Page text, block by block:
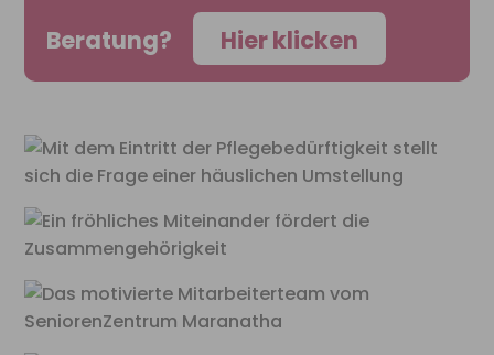
Beratung?
Hier klicken